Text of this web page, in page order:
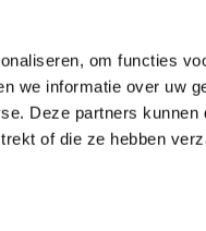
om functies
we informatie over uw
Deze partners kunnen
of die ze hebben
op:
YoutubeInstagram